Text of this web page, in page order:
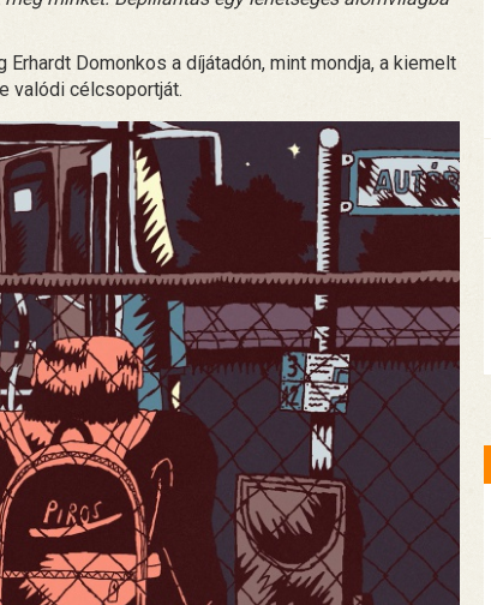
Domonkos a díjátadón, mint mondja, a kiemelt
valódi célcsoportját.